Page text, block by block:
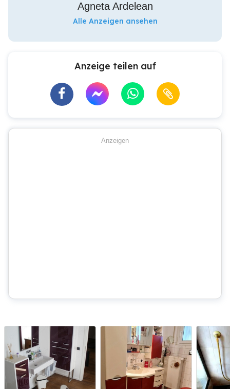
Agneta Ardelean
Alle Anzeigen ansehen
Anzeige teilen auf
Anzeigen